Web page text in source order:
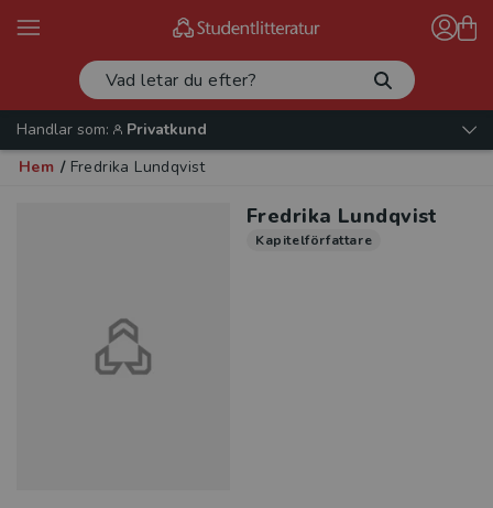
Handlar som:
Privatkund
Hem / Fredrika Lundqvist
Fredrika Lundqvist
Kapitelförfattare